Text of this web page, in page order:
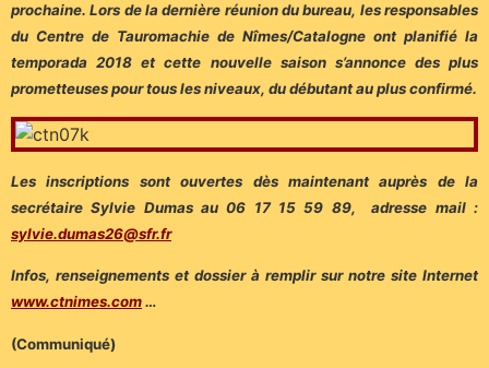
prochaine. Lors de la dernière réunion du bureau, les responsables
du Centre de Tauromachie de Nîmes/Catalogne ont planifié la
temporada 2018 et cette nouvelle saison s’annonce des plus
prometteuses pour tous les niveaux, du débutant au plus confirmé.
Les inscriptions sont ouvertes dès maintenant auprès de la
secrétaire Sylvie Dumas au 06 17 15 59 89, adresse mail :
sylvie.dumas26@sfr.fr
Infos, renseignements et dossier à remplir sur notre site Internet
www.ctnimes.com…
(Communiqué)